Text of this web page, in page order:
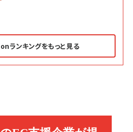
ランキングをもっと見る
／宮舘涼太]